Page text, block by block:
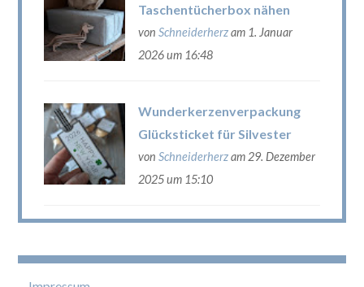
Taschentücherbox nähen
von Schneiderherzam 1. Januar
2026 um 16:48
Wunderkerzenverpackung
Glücksticket für Silvester
von Schneiderherzam 29. Dezember
2025 um 15:10